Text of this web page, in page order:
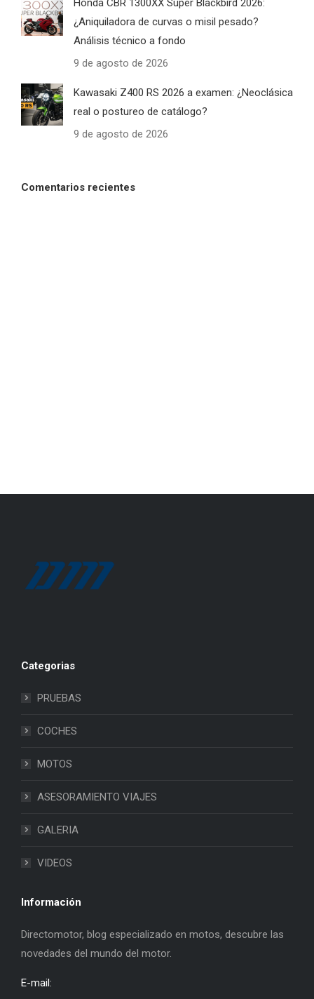
Honda CBR 1300XX Super Blackbird 2026:
¿Aniquiladora de curvas o misil pesado?
Análisis técnico a fondo
9 de agosto de 2026
Kawasaki Z400 RS 2026 a examen: ¿Neoclásica
real o postureo de catálogo?
9 de agosto de 2026
Comentarios recientes
Categorias
PRUEBAS
COCHES
MOTOS
ASESORAMIENTO VIAJES
GALERIA
VIDEOS
Información
Directomotor, blog especializado en motos, descubre las
novedades del mundo del motor.
E-mail: